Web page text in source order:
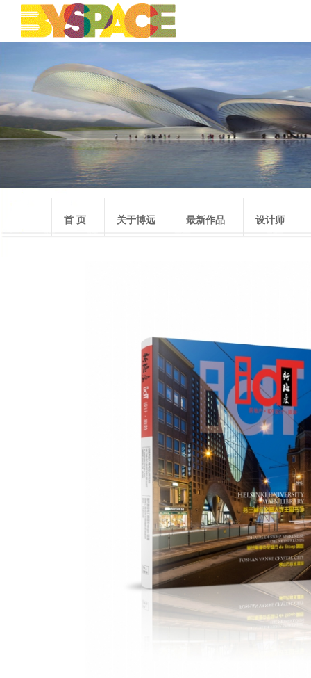
首 页 关于博远 最新作品 设计师